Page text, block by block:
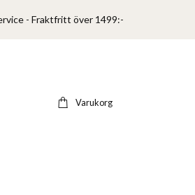
- Fraktfritt över 1499:-
Varukorg